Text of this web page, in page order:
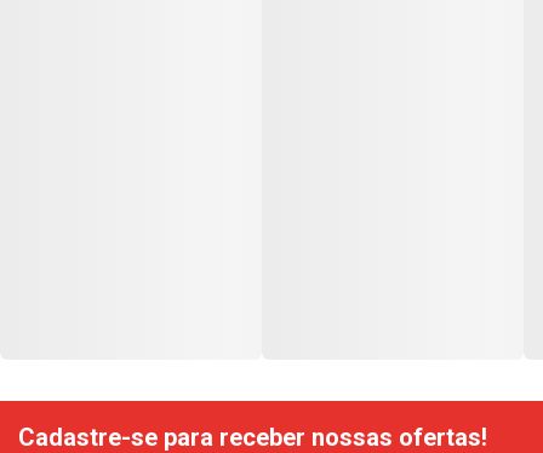
Cadastre-se para receber nossas ofertas!